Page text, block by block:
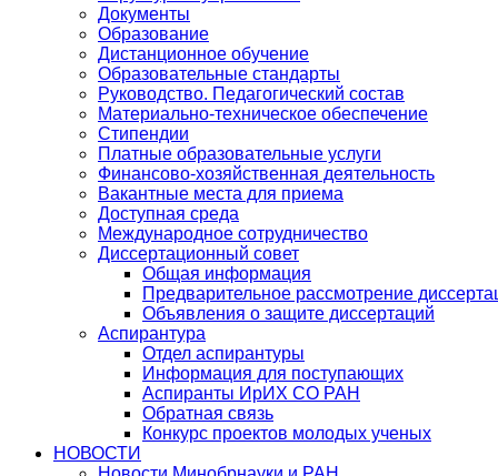
Документы
Образование
Дистанционное обучение
Образовательные стандарты
Руководство. Педагогический состав
Материально-техническое обеспечение
Стипендии
Платные образовательные услуги
Финансово-хозяйственная деятельность
Вакантные места для приема
Доступная среда
Международное сотрудничество
Диссертационный совет
Общая информация
Предварительное рассмотрение
Объявления о защите диссертаций
Аспирантура
Отдел аспирантуры
Информация для поступающих
Аспиранты ИрИХ СО РАН
Обратная связь
Конкурс проектов молодых ученых
НОВОСТИ